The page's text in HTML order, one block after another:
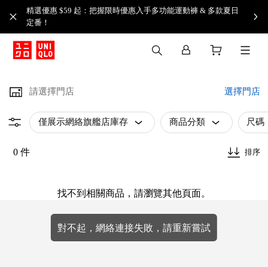
精選優惠 $59 起：把握限時優惠入手多功能運動褲 & 多款夏日
定番！​
請選擇門店 選擇門店
僅展示網絡旗艦店庫存 商品分類 尺碼
0 件 排序
找不到相關商品，請瀏覽其他頁面。
對不起，網絡連接失敗，請重新嘗試